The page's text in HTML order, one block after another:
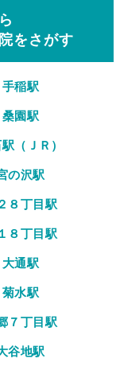
をさがす
手稲駅
桑園駅
（ＪＲ）
の沢駅
８丁目駅
８丁目駅
大通駅
菊水駅
７丁目駅
谷地駅